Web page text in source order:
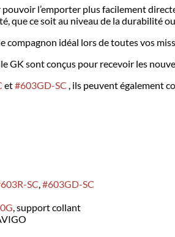
l’emporter plus facilement
que ce soit au niveau de la durabilité
compagnon idéal lors de toutes vos
GK sont conçus pour recevoir les
et#603GD-SC , ils peuvent également
SC,#603GD-SC
, support collant